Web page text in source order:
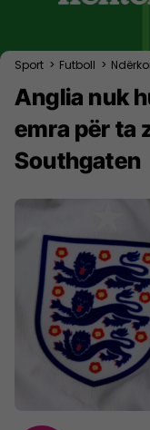
Sport > Futboll >
Anglia nuk
emra për ta
Southgaten